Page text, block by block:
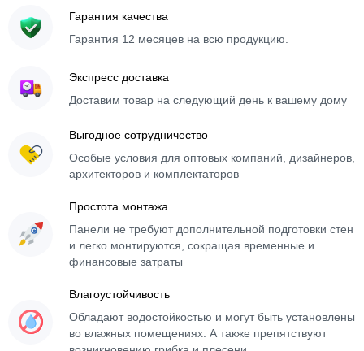
Гарантия качества
Гарантия 12 месяцев на всю продукцию.
Экспресс доставка
Доставим товар на следующий день к вашему дому
Выгодное сотрудничество
Особые условия для оптовых компаний, дизайнеров,
архитекторов и комплектаторов
Простота монтажа
Панели не требуют дополнительной подготовки стен
и легко монтируются, сокращая временные и
финансовые затраты
Влагоустойчивость
Обладают водостойкостью и могут быть установлены
во влажных помещениях. А также препятствуют